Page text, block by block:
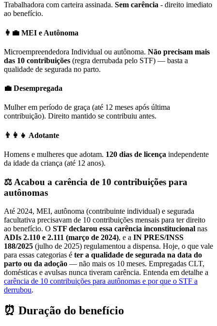
Trabalhadora com carteira assinada. Sem carência - direito imediato
ao benefício.
👩‍💼 MEI e Autônoma
Microempreendedora Individual ou autônoma. Não precisam mais
das 10 contribuições (regra derrubada pelo STF) — basta a
qualidade de segurada no parto.
💼 Desempregada
Mulher em período de graça (até 12 meses após última
contribuição). Direito mantido se contribuiu antes.
👨‍👩‍👧 Adotante
Homens e mulheres que adotam. 120 dias de licença independente
da idade da criança (até 12 anos).
⚖️ Acabou a carência de 10 contribuições para
autônomas
Até 2024, MEI, autônoma (contribuinte individual) e segurada
facultativa precisavam de 10 contribuições mensais para ter direito
ao benefício. O STF declarou essa carência inconstitucional nas
ADIs 2.110 e 2.111 (março de 2024), e a IN PRES/INSS
188/2025 (julho de 2025) regulamentou a dispensa. Hoje, o que vale
para essas categorias é ter a qualidade de segurada na data do
parto ou da adoção — não mais os 10 meses. Empregadas CLT,
domésticas e avulsas nunca tiveram carência. Entenda em detalhe a
carência de 10 contribuições para autônomas e por que o STF a
derrubou.
⏰ Duração do benefício